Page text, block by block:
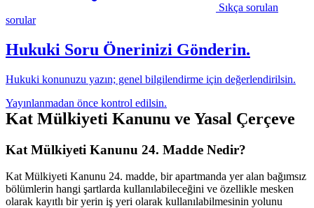
Sıkça sorulan
sorular
Hukuki Soru Önerinizi Gönderin.
Hukuki konunuzu yazın; genel bilgilendirme için değerlendirilsin.
Yayınlanmadan önce kontrol edilsin.
Kat Mülkiyeti Kanunu ve Yasal Çerçeve
Kat Mülkiyeti Kanunu 24. Madde Nedir?
Kat Mülkiyeti Kanunu 24. madde, bir apartmanda yer alan bağımsız
bölümlerin hangi şartlarda kullanılabileceğini ve özellikle mesken
olarak kayıtlı bir yerin iş yeri olarak kullanılabilmesinin yolunu